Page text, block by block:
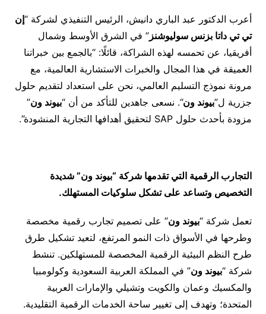
أعرب الدكتور عبد الباري دانيش، الرئيس التنفيذي لشركة “إن
تي تي داتا بزنس سوليوشنز ” في الشرق الأوسط وشمال
أفريقيا، عن تحمسه لهذه الشراكة، قائلًا: “بالجمع بين خبراتنا
العميقة في هذا المجال والخبرات الاستشارية العالمية، مع
مرونة نموذج التسليم العالمي، نحن على استعداد لتقديم حلول
جزرية ل”بيوند ون“. نسعى جاهدين للتأكد من أن “بيوند ون”
مزودة بأحدث حلول SAP لتحقيق أهدافها التجارية المنشودة”.
التجارب الرقمية التي تقدمها شركة “بيوند ون” شديدة
التخصيص وتساعد على تشكل سلوكيات المستهلك.
تعمل شركة “بيوند ون” على تصميم تجارب رقمية مخصصة
وطرحها في الأسواق ذات النمو المرتفع، لتعيد تشكيل طرق
طرح النظم البيئية الرقمية المخصصة للمستهلكين. تنشط
شركة “بيوند ون” في المملكة العربية السعودية وكولومبيا
والمكسيك وعمان والكويت وتشيلي والإمارات العربية
المتحدة؛ وتهدف إلى تغيير ساحة الخدمات الرقمية التقليدية.